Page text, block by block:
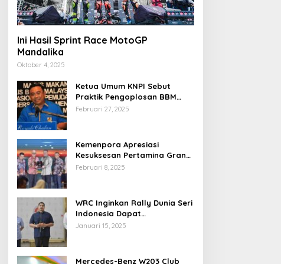
Ini Hasil Sprint Race MotoGP
Mandalika
Oktober 4, 2025
Ketua Umum KNPI Sebut
Praktik Pengoplosan BBM
Cederai Kepercayaan
Februari 27, 2025
Kemenpora Apresiasi
Kesuksesan Pertamina Grand
Prix of Indonesia 2024
Februari 8, 2025
WRC Inginkan Rally Dunia Seri
Indonesia Dapat
Terselenggara 2026
Januari 15, 2025
Mercedes-Benz W203 Club